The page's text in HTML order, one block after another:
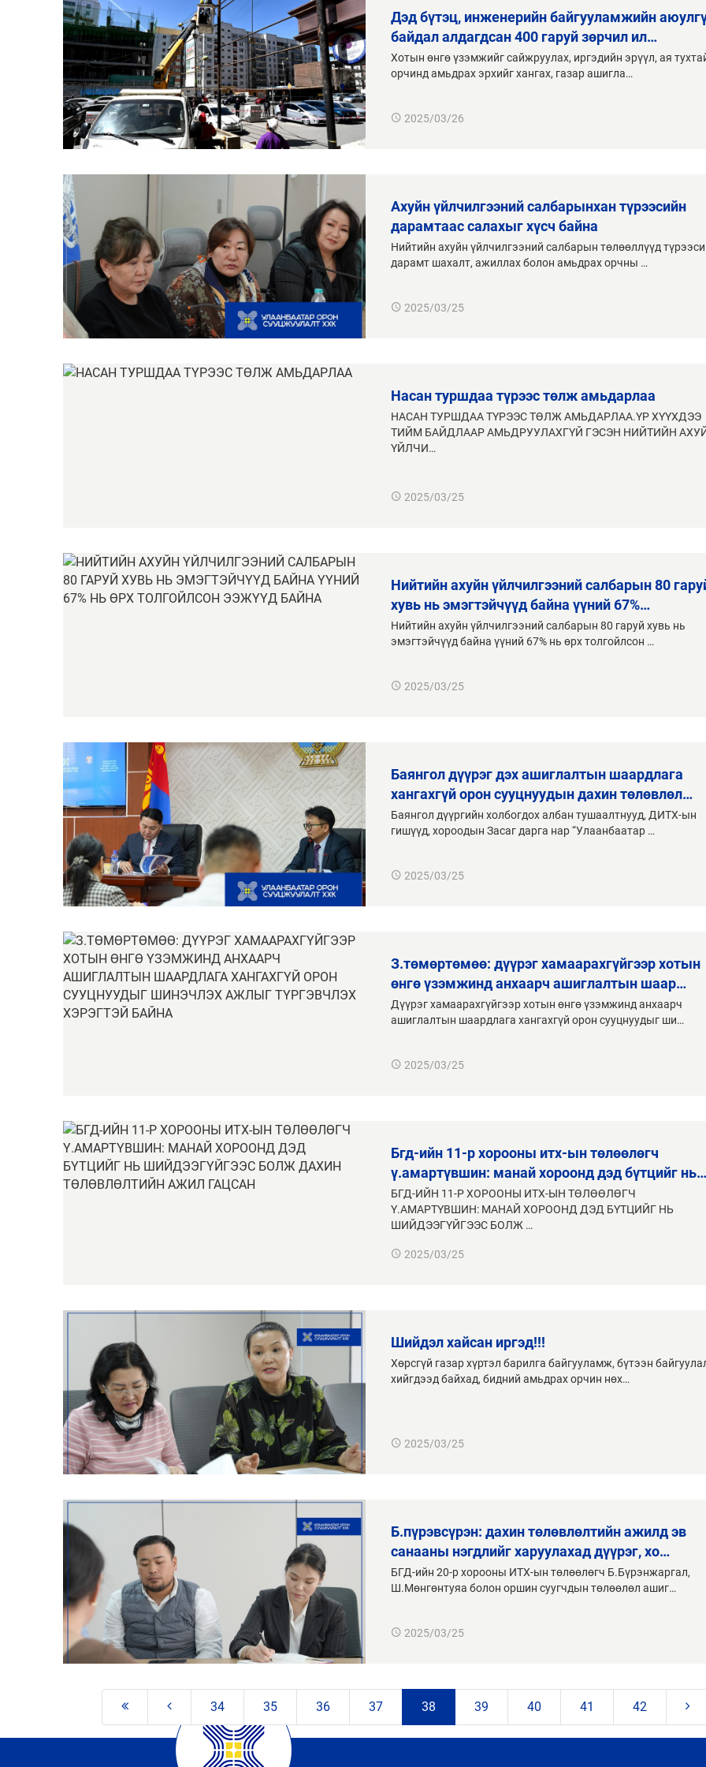
дэд бүтэц, инженерийн байгууламжийн аюулгүй
байдал алдагдсан 400 гаруй зөрчил ил…
Хотын өнгө үзэмжийг сайжруулах, иргэдийн эрүүл, ая
орчинд амьдрах эрхийг хангах, газар ашигла…
2025/03/26
ахуйн үйлчилгээний салбарынхан түрээсийн
дарамтаас салахыг хүсч байна
Нийтийн ахуйн үйлчилгээний салбарын төлөөллүүд
дарамт шахалт, ажиллах болон амьдрах орчны …
2025/03/25
насан туршдаа түрээс төлж амьдарлаа
НАСАН ТУРШДАА ТҮРЭЭС ТӨЛЖ АМЬДАРЛАА.ҮР ХҮҮХДЭЭ
ТИЙМ БАЙДЛААР АМЬДРУУЛАХГҮЙ ГЭСЭН НИЙТИЙН
ҮЙЛЧИ…
2025/03/25
нийтийн ахуйн үйлчилгээний салбарын 80 гаруй
хувь нь эмэгтэйчүүд байна үүний 67%…
Нийтийн ахуйн үйлчилгээний салбарын 80 гаруй хувь нь
эмэгтэйчүүд байна үүний 67% нь өрх толгойлсон …
2025/03/25
баянгол дүүрэг дэх ашиглалтын шаардлага
хангахгүй орон сууцнуудын дахин төлөвлөл…
Баянгол дүүргийн холбогдох албан тушаалтнууд, ДИТХ-ын
гишүүд, хороодын Засаг дарга нар “Улаанбаатар …
2025/03/25
з.төмөртөмөө: дүүрэг хамаарахгүйгээр хотын
өнгө үзэмжинд анхаарч ашиглалтын шаар…
Дүүрэг хамаарахгүйгээр хотын өнгө үзэмжинд анхаарч
ашиглалтын шаардлага хангахгүй орон сууцнуудыг ши…
2025/03/25
бгд-ийн 11-р хорооны итх-ын төлөөлөгч
ү.амартүвшин: манай хороонд дэд бүтцийг нь…
БГД-ИЙН 11-Р ХОРООНЫ ИТХ-ЫН ТӨЛӨӨЛӨГЧ
Ү.АМАРТҮВШИН: МАНАЙ ХОРООНД ДЭД БҮТЦИЙГ НЬ
ШИЙДЭЭГҮЙГЭЭС БОЛЖ …
2025/03/25
шийдэл хайсан иргэд!!!
Хөрсгүй газар хүртэл барилга байгууламж, бүтээн
хийгдээд байхад, бидний амьдрах орчин нөх…
2025/03/25
б.пүрэвсүрэн: дахин төлөвлөлтийн ажилд эв
санааны нэгдлийг харуулахад дүүрэг, хо…
БГД-ийн 20-р хорооны ИТХ-ын төлөөлөгч Б.Бүрэнжаргал,
Ш.Мөнгөнтуяа болон оршин суугчдын төлөөлөл ашиг…
2025/03/25
34 35 36 37 38 39 40 41 42